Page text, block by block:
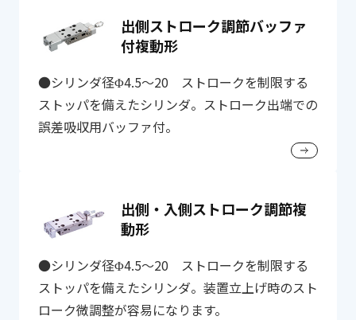
出側ストローク調節バッファ
付複動形
●シリンダ径Φ4.5～20 ストロークを制限する
ストッパを備えたシリンダ。ストローク出端での
誤差吸収用バッファ付。
出側・入側ストローク調節複
動形
●シリンダ径Φ4.5～20 ストロークを制限する
ストッパを備えたシリンダ。装置立上げ時のスト
ローク微調整が容易になります。